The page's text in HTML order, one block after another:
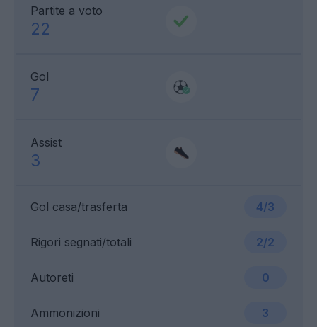
Partite a voto
22
Gol
7
Assist
3
Gol casa/trasferta 4/3
Ammonizioni 3
Rigori segnati/totali 2/2
Autoreti 0